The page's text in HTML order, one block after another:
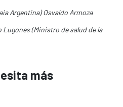
Argentina) Osvaldo Armoza
Lugones (Ministro de salud de la
más